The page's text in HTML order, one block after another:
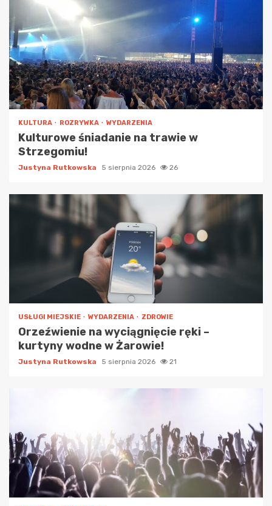
KULTURA ROZRYWKA WYDARZENIA
Kulturowe śniadanie na trawie w
Strzegomiu!
Justyna Rutkowska 5 sierpnia 2026 26
USŁUGI MIEJSKIE WYDARZENIA ZDROWIE
Orzeźwienie na wyciągnięcie ręki –
kurtyny wodne w Żarowie!
Justyna Rutkowska 5 sierpnia 2026 21